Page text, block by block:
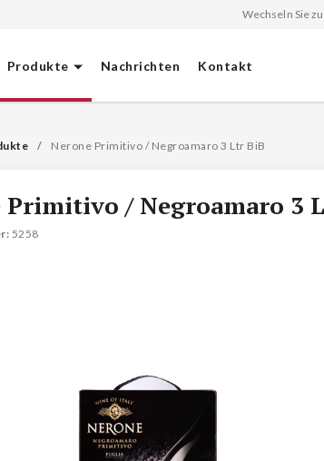
Wechseln Sie
Produkte Nachrichten Kontakt
Nerone Primitivo / Negroamaro 3 Ltr BiB
Primitivo / Negroamaro 3
: 5258